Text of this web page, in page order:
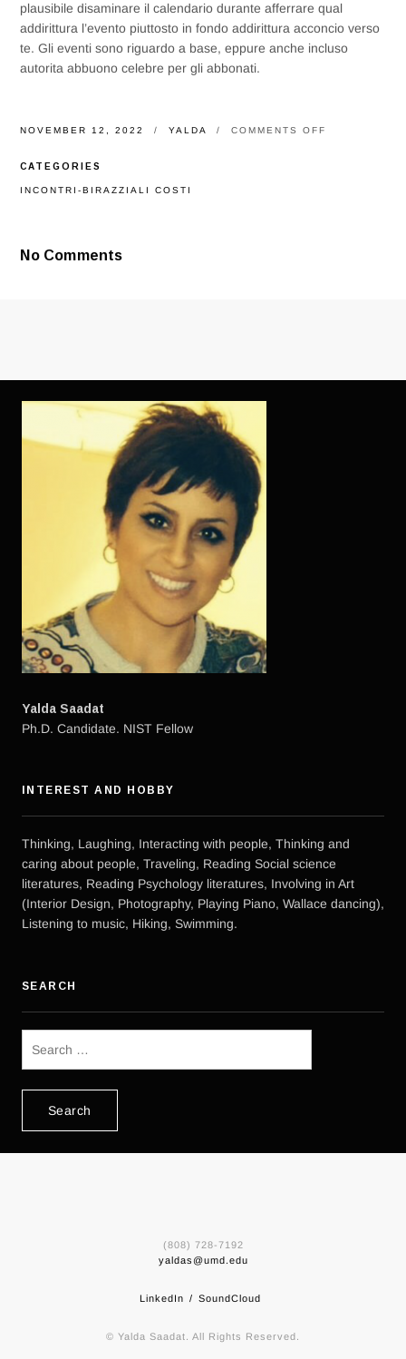
plausibile disaminare il calendario durante afferrare qual
addirittura l’evento piuttosto in fondo addirittura acconcio verso
te. Gli eventi sono riguardo a base, eppure anche incluso
autorita abbuono celebre per gli abbonati.
NOVEMBER 12, 2022 YALDA COMMENTS OFF
CATEGORIES
INCONTRI-BIRAZZIALI COSTI
No Comments
Yalda Saadat
Ph.D. Candidate. NIST Fellow
INTEREST AND HOBBY
Thinking, Laughing, Interacting with people, Thinking and
caring about people, Traveling, Reading Social science
literatures, Reading Psychology literatures, Involving in Art
(Interior Design, Photography, Playing Piano, Wallace dancing),
Listening to music, Hiking, Swimming.
SEARCH
for:
(808) 728-7192
yaldas@umd.edu
LinkedIn SoundCloud
© Yalda Saadat. All Rights Reserved.